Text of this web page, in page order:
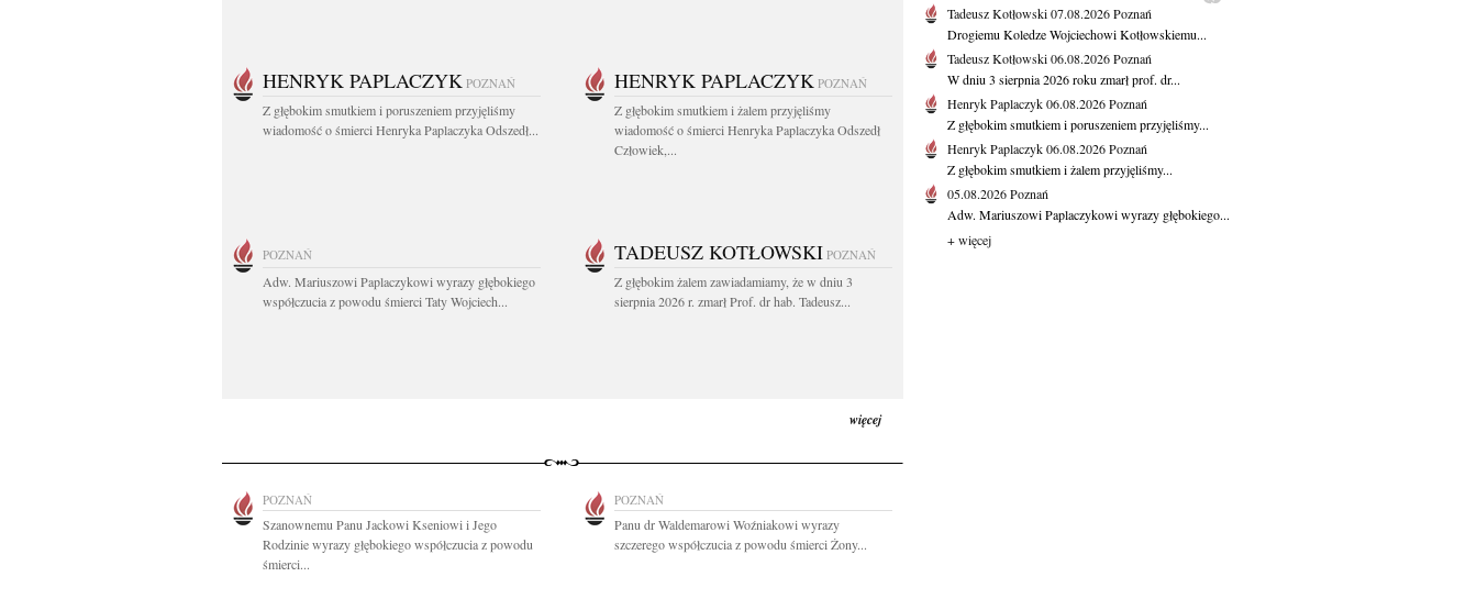
HENRYK PAPLACZYK POZNAŃ
Z głębokim smutkiem i poruszeniem przyjęliśmy
wiadomość o śmierci Henryka Paplaczyka Odszedł...
HENRYK PAPLACZYK POZNAŃ
Z głębokim smutkiem i żalem przyjęliśmy
wiadomość o śmierci Henryka Paplaczyka Odszedł
Człowiek,...
POZNAŃ
Adw. Mariuszowi Paplaczykowi wyrazy głębokiego
współczucia z powodu śmierci Taty Wojciech...
TADEUSZ KOTŁOWSKI POZNAŃ
Z głębokim żalem zawiadamiamy, że w dniu 3
sierpnia 2026 r. zmarł Prof. dr hab. Tadeusz...
więcej
POZNAŃ
Szanownemu Panu Jackowi Kseniowi i Jego
Rodzinie wyrazy głębokiego współczucia z powodu
śmierci...
POZNAŃ
Panu dr Waldemarowi Woźniakowi wyrazy
szczerego współczucia z powodu śmierci Żony...
Tadeusz Kotłowski07.08.2026Poznań
Drogiemu Koledze Wojciechowi Kotłowskiemu...
Tadeusz Kotłowski06.08.2026Poznań
W dniu 3 sierpnia 2026 roku zmarł prof. dr...
Henryk Paplaczyk06.08.2026Poznań
Z głębokim smutkiem i poruszeniem przyjęliśmy...
Henryk Paplaczyk06.08.2026Poznań
Z głębokim smutkiem i żalem przyjęliśmy...
05.08.2026Poznań
Adw. Mariuszowi Paplaczykowi wyrazy głębokiego...
+ więcej